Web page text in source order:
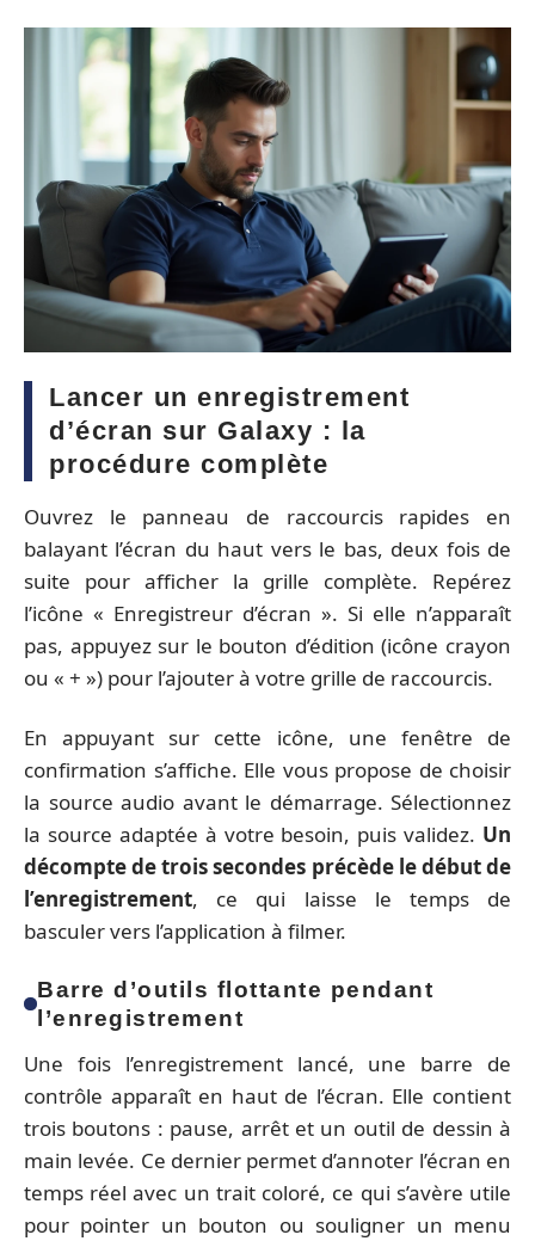
Lancer un enregistrement
d’écran sur Galaxy : la
procédure complète
Ouvrez le panneau de raccourcis rapides en
balayant l’écran du haut vers le bas, deux fois de
suite pour afficher la grille complète. Repérez
l’icône « Enregistreur d’écran ». Si elle n’apparaît
pas, appuyez sur le bouton d’édition (icône crayon
ou « + ») pour l’ajouter à votre grille de raccourcis.
En appuyant sur cette icône, une fenêtre de
confirmation s’affiche. Elle vous propose de choisir
la source audio avant le démarrage. Sélectionnez
la source adaptée à votre besoin, puis validez. Un
décompte de trois secondes précède le début de
l’enregistrement, ce qui laisse le temps de
basculer vers l’application à filmer.
Barre d’outils flottante pendant
l’enregistrement
Une fois l’enregistrement lancé, une barre de
contrôle apparaît en haut de l’écran. Elle contient
trois boutons : pause, arrêt et un outil de dessin à
main levée. Ce dernier permet d’annoter l’écran en
temps réel avec un trait coloré, ce qui s’avère utile
pour pointer un bouton ou souligner un menu